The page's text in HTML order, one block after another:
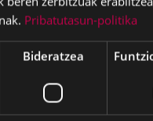
Pribatutasun-politika
Bideratzea